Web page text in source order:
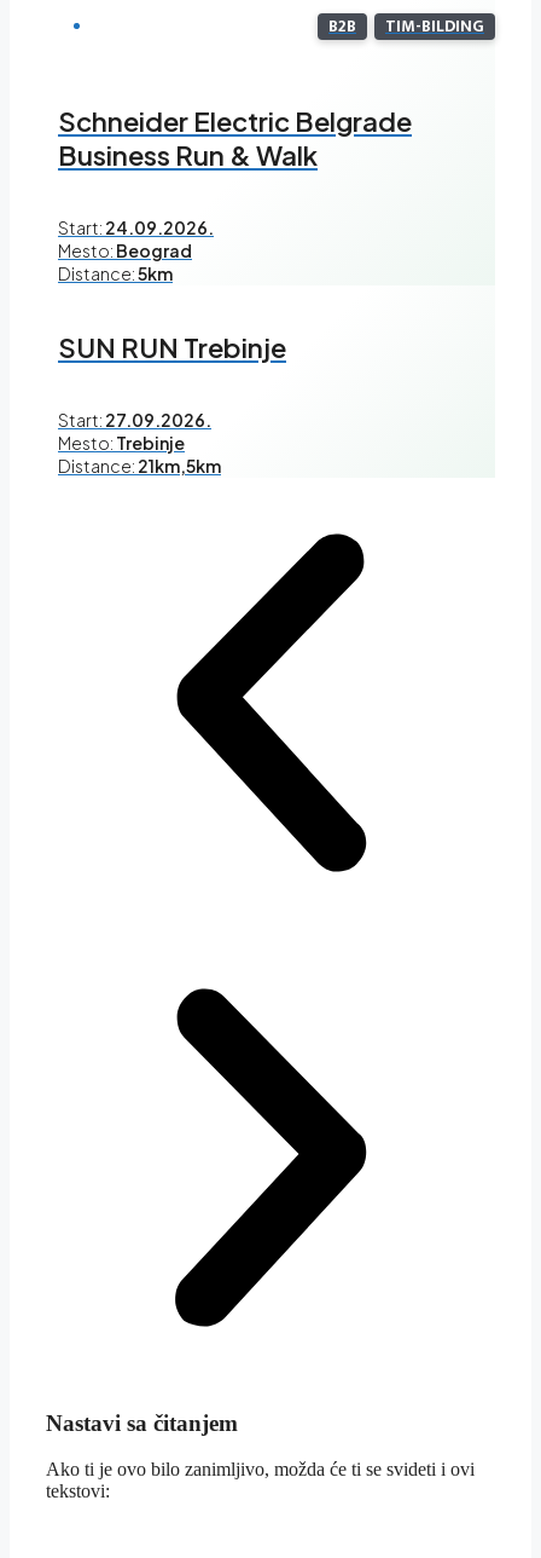
B2B TIM-BILDING
Schneider Electric Belgrade
Business Run & Walk
Start: 24.09.2026.
Mesto: Beograd
Distance:5km
SUN RUN Trebinje
Start: 27.09.2026.
Mesto: Trebinje
Distance: 21km,5km
Nastavi sa čitanjem
Ako ti je ovo bilo zanimljivo, možda će ti se svideti i ovi
tekstovi: